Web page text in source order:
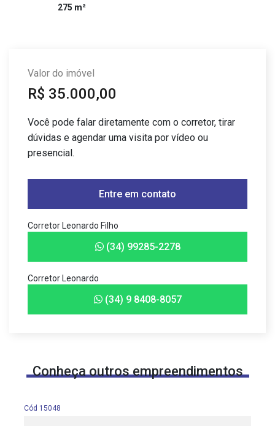
275 m²
Valor do imóvel
R$ 35.000,00
Você pode falar diretamente com o corretor, tirar
dúvidas e agendar uma visita por vídeo ou
presencial.
Entre em contato
Corretor Leonardo Filho
(34) 99285-2278
Corretor Leonardo
(34) 9 8408-8057
Conheça outros empreendimentos
Cód 15048